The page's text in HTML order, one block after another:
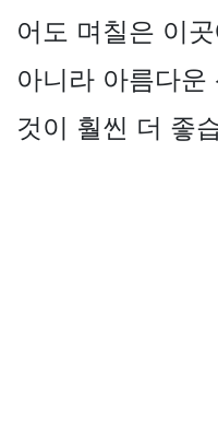
어도 며칠은 이
아니라 아름다운
것이 훨씬 더 좋